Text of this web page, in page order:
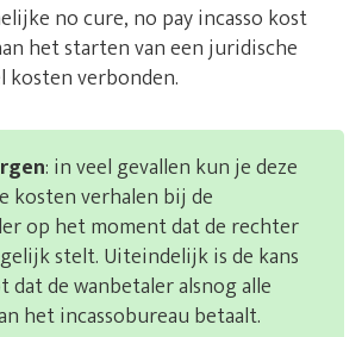
no cure, no pay incasso kost
het starten van een juridische
kosten verbonden.
: in veel gevallen kun je deze
kosten verhalen bij de
op het moment dat de rechter
stelt. Uiteindelijk is de kans
dat de wanbetaler alsnog alle
het incassobureau betaalt.